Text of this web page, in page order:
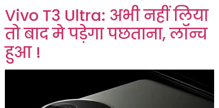
Vivo T3 Ultra: अभी नहीं लिया
तो बाद मे पड़ेगा पछताना, लॉन्च
हुआ !